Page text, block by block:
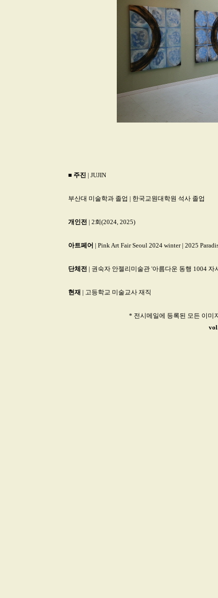
■ 주진 | JUJIN
부산대 미술학과 졸업 | 한국교원대학원 석사 졸업
개인전 | 2회(2024, 2025)
아트페어 | Pink Art Fair Seoul 2024 winter | 2025
단체전 | 권숙자 안젤리미술관 '아름다운 동행 1004
현재 | 고등학교 미술교사 재직
* 전시메일에 등록된 모든 이미